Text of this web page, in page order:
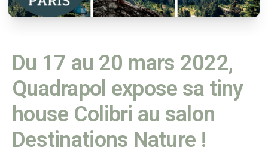
Du 17 au 20 mars 2022,
Quadrapol expose sa tiny
house Colibri au salon
Destinations Nature !